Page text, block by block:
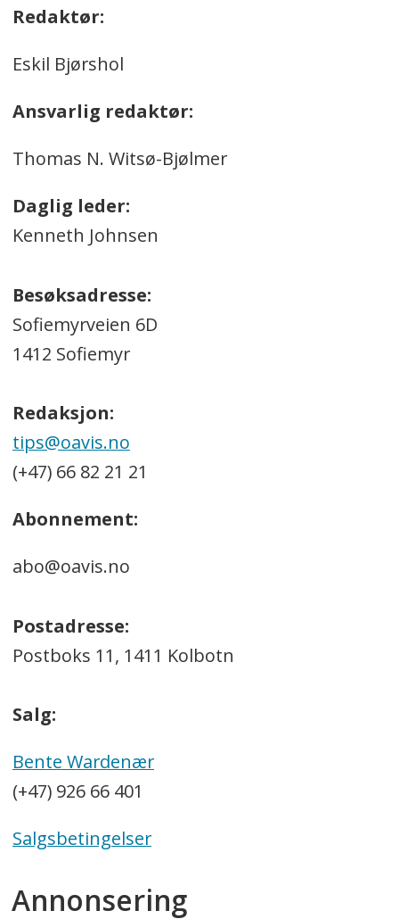
Redaktør:
Eskil Bjørshol
Ansvarlig redaktør:
Thomas N. Witsø-Bjølmer
Daglig leder:
Kenneth Johnsen
Besøksadresse:
Sofiemyrveien 6D
1412 Sofiemyr
Redaksjon:
tips@oavis.no
(+47) 66 82 21 21
Abonnement:
abo@oavis.no
Postadresse:
Postboks 11, 1411 Kolbotn
Salg:
Bente Wardenær
(+47) 926 66 401
Salgsbetingelser
Annonsering